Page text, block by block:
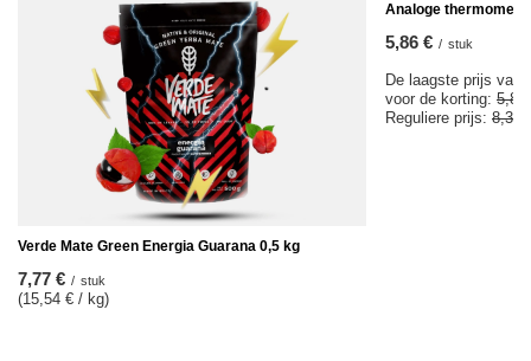
Verde Mate Green Energia Guarana 0,5 kg
7,77 € / stuk
(15,54 € / kg)
Analoge
5,86 € / stuk
De laagste prijs van
voor de korting: 5,85
Reguliere prijs: 8,37